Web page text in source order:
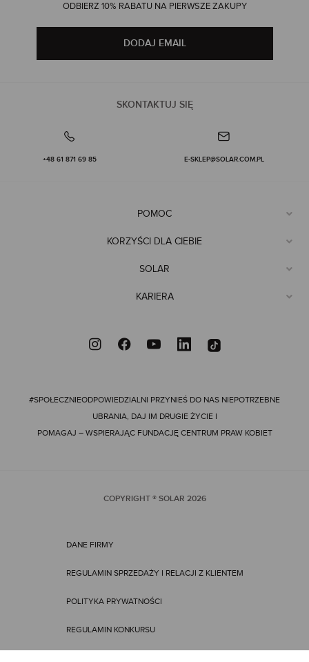
SKONTAKTUJ SIĘ
+48 61 871 69 85 E-SKLEP@SOLAR.COM.PL
ODBIERZ 10% RABATU NA PIERWSZE ZAKUPY
DODAJ EMAIL
POMOC
KORZYŚCI DLA CIEBIE
SOLAR
KARIERA
#SPOŁECZNIEODPOWIEDZIALNI PRZYNIEŚ DO NAS NIEPOTRZEBNE
UBRANIA, DAJ IM DRUGIE ŻYCIE I
POMAGAJ – WSPIERAJĄC FUNDACJĘ CENTRUM PRAW KOBIET
COPYRIGHT ® SOLAR 2026
DANE FIRMY
REGULAMIN SPRZEDAŻY I RELACJI Z KLIENTEM
POLITYKA PRYWATNOŚCI
REGULAMIN KONKURSU